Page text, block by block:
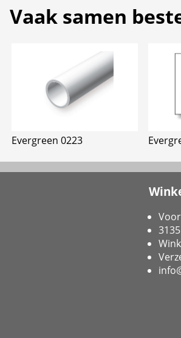
Vaak samen
Evergreen 0223